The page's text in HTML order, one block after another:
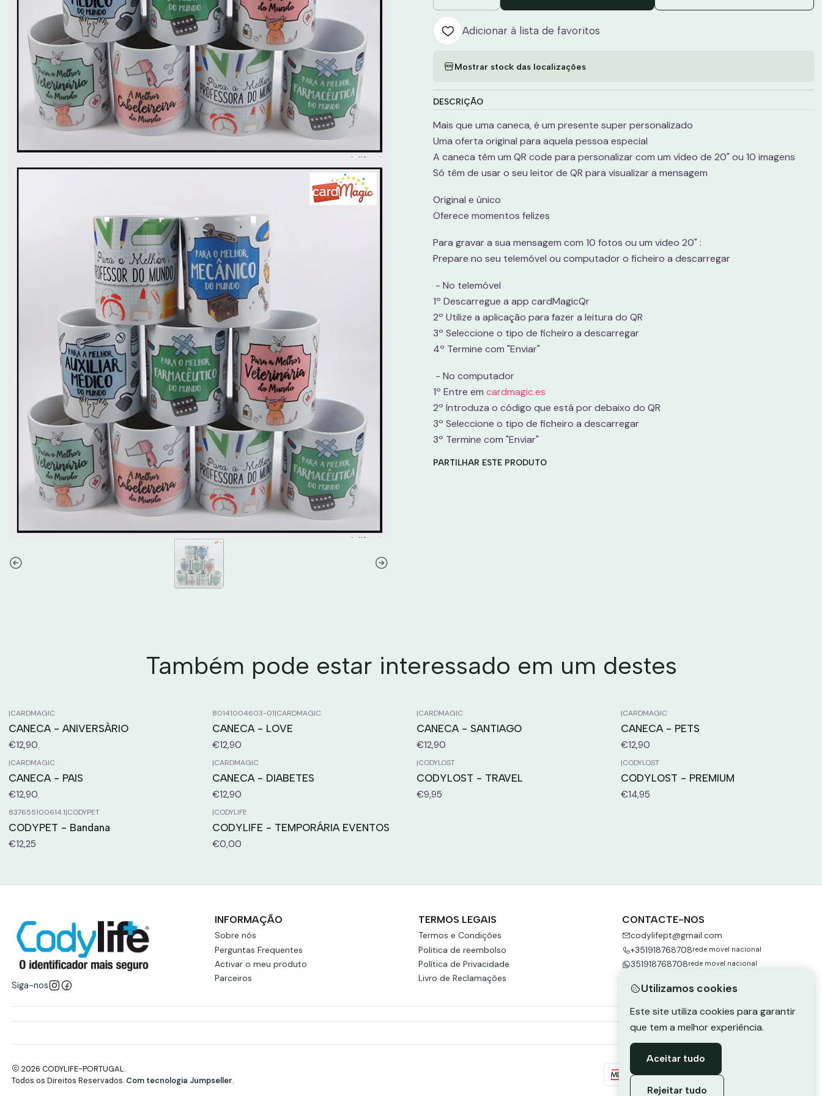
Adicionar à lista de favoritos
Mostrar stock das localizações
DESCRIÇÃO
Mais que uma caneca, é um presente super personalizado
Uma oferta original para aquela pessoa especial
A caneca têm um QR code para personalizar com um vídeo de 20" ou 10 imagens
Só têm de usar o seu leitor de QR para visualizar a mensagem
Original e único
Oferece momentos felizes
Para gravar a sua mensagem com 10 fotos ou um video 20" :
Prepare no seu telemóvel ou computador o ficheiro a descarregar
- No telemóvel
1º Descarregue a app cardMagicQr
2º Utilize a aplicação para fazer a leitura do QR
3º Seleccione o tipo de ficheiro a descarregar
4º Termine com "Enviar"
- No computador
1º Entre em cardmagic.es
2º Introduza o código que está por debaixo do QR
3º Seleccione o tipo de ficheiro a descarregar
3º Termine com "Enviar"
PARTILHAR ESTE PRODUTO
Também pode estar interessado em um destes
|CARDMAGIC
CANECA - ANIVERSÀRIO
€12,90
80141004603-01|CARDMAGIC
CANECA - LOVE
€12,90
|CARDMAGIC
CANECA - SANTIAGO
€12,90
|CARDMAGIC
CANECA - PETS
€12,90
|CARDMAGIC
CANECA - PAIS
€12,90
|CARDMAGIC
CANECA - DIABETES
€12,90
|CODYLOST
CODYLOST - TRAVEL
€9,95
|CODYLOST
CODYLOST - PREMIUM
€14,95
837655100614.1|CODYPET
CODYPET - Bandana
€12,25
|CODYLIFE
CODYLIFE - TEMPORÁRIA EVENTOS
€0,00
Siga-nos
INFORMAÇÃO
Sobre nós
Perguntas Frequentes
Activar o meu produto
Parceiros
TERMOS LEGAIS
Termos e Condições
Politica de reembolso
Política de Privacidade
Livro de Reclamações
CONTACTE-NOS
codylifept@gmail.com
+351918768708rede movel nacional
351918768708rede movel nacional
2026 CODYLIFE-PORTUGAL.
Todos os Direitos Reservados. Com tecnologia Jumpseller.
Utilizamos cookies
Este site utiliza cookies para garantir
que tem a melhor experiência.
Aceitar tudo
Rejeitar tudo